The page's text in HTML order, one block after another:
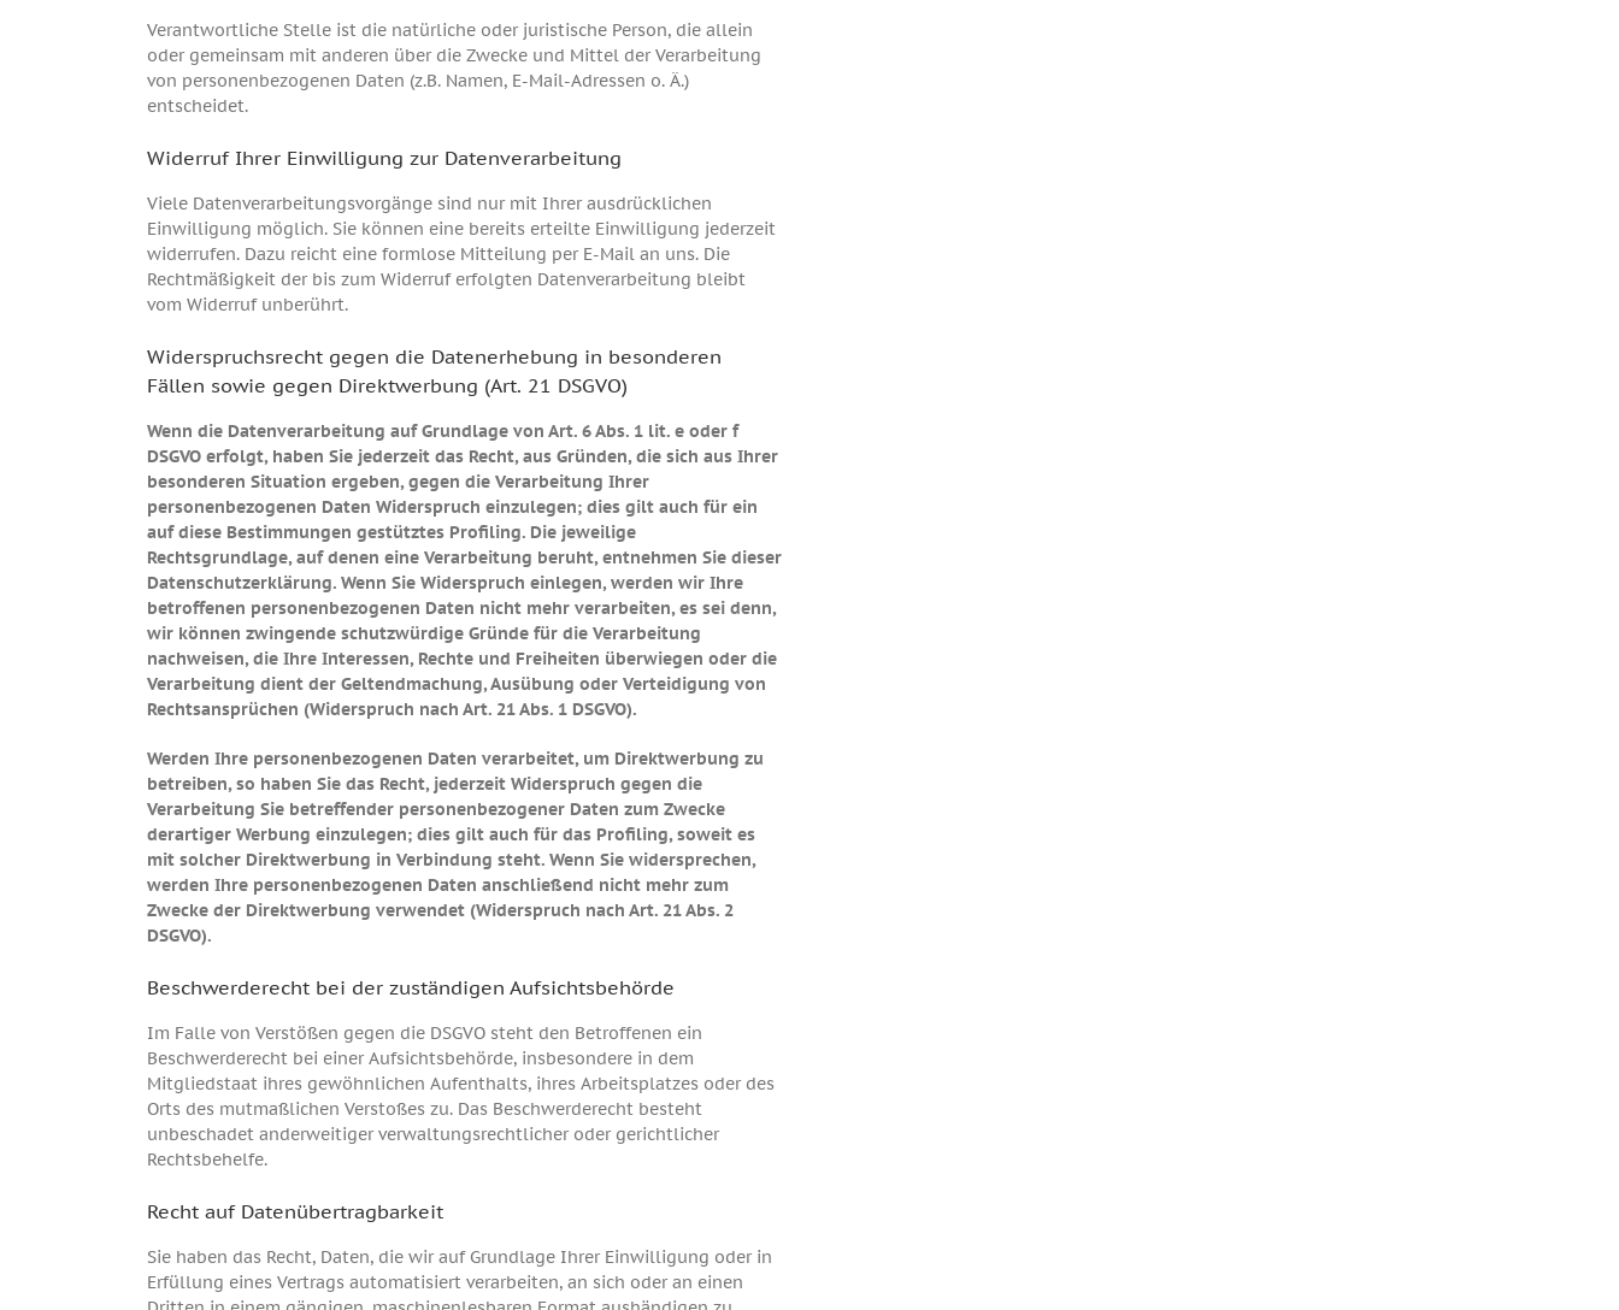
Verantwortliche Stelle ist die natürliche oder juristische Person, die allein
oder gemeinsam mit anderen über die Zwecke und Mittel der Verarbeitung
von personenbezogenen Daten (z.B. Namen, E-Mail-Adressen o. Ä.)
entscheidet.
Widerruf Ihrer Einwilligung zur Datenverarbeitung
Viele Datenverarbeitungsvorgänge sind nur mit Ihrer ausdrücklichen
Einwilligung möglich. Sie können eine bereits erteilte Einwilligung jederzeit
widerrufen. Dazu reicht eine formlose Mitteilung per E-Mail an uns. Die
Rechtmäßigkeit der bis zum Widerruf erfolgten Datenverarbeitung bleibt
vom Widerruf unberührt.
Widerspruchsrecht gegen die Datenerhebung in besonderen
Fällen sowie gegen Direktwerbung (Art. 21 DSGVO)
Wenn die Datenverarbeitung auf Grundlage von Art. 6 Abs. 1 lit. e oder f
DSGVO erfolgt, haben Sie jederzeit das Recht, aus Gründen, die sich aus Ihrer
besonderen Situation ergeben, gegen die Verarbeitung Ihrer
personenbezogenen Daten Widerspruch einzulegen; dies gilt auch für ein
auf diese Bestimmungen gestütztes Profiling. Die jeweilige
Rechtsgrundlage, auf denen eine Verarbeitung beruht, entnehmen Sie dieser
Datenschutzerklärung. Wenn Sie Widerspruch einlegen, werden wir Ihre
betroffenen personenbezogenen Daten nicht mehr verarbeiten, es sei denn,
wir können zwingende schutzwürdige Gründe für die Verarbeitung
nachweisen, die Ihre Interessen, Rechte und Freiheiten überwiegen oder die
Verarbeitung dient der Geltendmachung, Ausübung oder Verteidigung von
Rechtsansprüchen (Widerspruch nach Art. 21 Abs. 1 DSGVO).
Werden Ihre personenbezogenen Daten verarbeitet, um Direktwerbung zu
betreiben, so haben Sie das Recht, jederzeit Widerspruch gegen die
Verarbeitung Sie betreffender personenbezogener Daten zum Zwecke
derartiger Werbung einzulegen; dies gilt auch für das Profiling, soweit es
mit solcher Direktwerbung in Verbindung steht. Wenn Sie widersprechen,
werden Ihre personenbezogenen Daten anschließend nicht mehr zum
Zwecke der Direktwerbung verwendet (Widerspruch nach Art. 21 Abs. 2
DSGVO).
Beschwerderecht bei der zuständigen Aufsichtsbehörde
Im Falle von Verstößen gegen die DSGVO steht den Betroffenen ein
Beschwerderecht bei einer Aufsichtsbehörde, insbesondere in dem
Mitgliedstaat ihres gewöhnlichen Aufenthalts, ihres Arbeitsplatzes oder des
Orts des mutmaßlichen Verstoßes zu. Das Beschwerderecht besteht
unbeschadet anderweitiger verwaltungsrechtlicher oder gerichtlicher
Rechtsbehelfe.
Recht auf Datenübertragbarkeit
Sie haben das Recht, Daten, die wir auf Grundlage Ihrer Einwilligung oder in
Erfüllung eines Vertrags automatisiert verarbeiten, an sich oder an einen